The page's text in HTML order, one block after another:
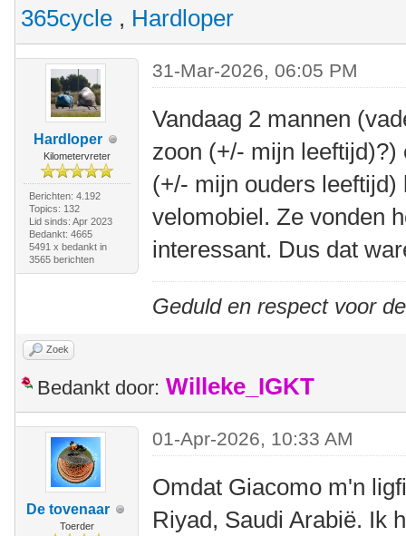
365cycle , Hardloper
Hardloper
Kilometervreter
Berichten: 4.192
Topics: 132
Lid sinds: Apr 2023
Bedankt: 4665
5491 x bedankt in
3565 berichten
31-Mar-2026, 06:05 PM
Vandaag 2 mannen
zoon (+/- mijn
(+/- mijn ouders
velomobiel. Ze vonden
interessant. Dus dat
Geduld en respect voor
Zoek
Bedankt door: Willeke_IGKT
De tovenaar
Toerder
01-Apr-2026, 10:33 AM
Omdat Giacomo m'n
Riyad, Saudi Arabië. Ik